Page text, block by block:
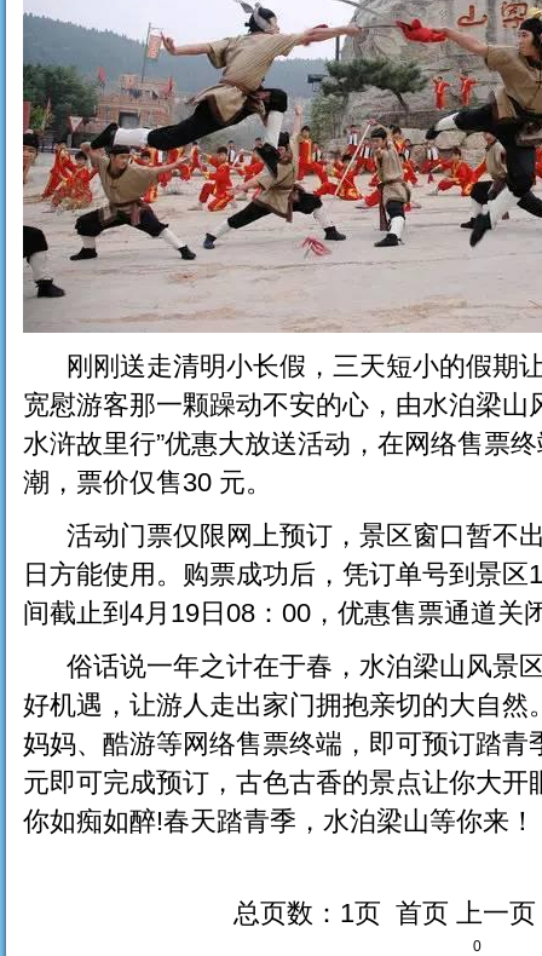
刚刚送走清明小长假，三天短小的假期
宽慰游客那一颗躁动不安的心，由水泊梁山
水浒故里行”优惠大放送活动，在网络售票
潮，票价仅售30 元。
活动门票仅限网上预订，景区窗口暂不
日方能使用。购票成功后，凭订单号到景
间截止到4月19日08：00，优惠售票通道关
俗话说一年之计在于春，水泊梁山风景
好机遇，让游人走出家门拥抱亲切的大自
妈妈、酷游等网络售票终端，即可预订踏
元即可完成预订，古色古香的景点让你大
你如痴如醉!春天踏青季，水泊梁山等你来！
总页数：1页 首页 上一页
0